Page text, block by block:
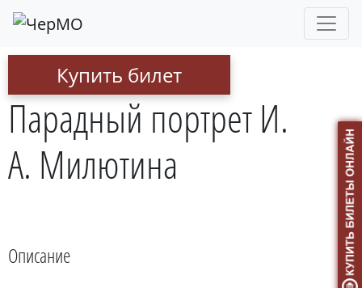
Парадный портрет И.
А. Милютина
Купить билет
Описание